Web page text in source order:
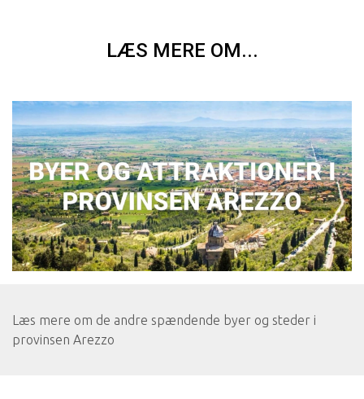
LÆS MERE OM...
Læs mere om de andre spændende byer og steder i
provinsen Arezzo